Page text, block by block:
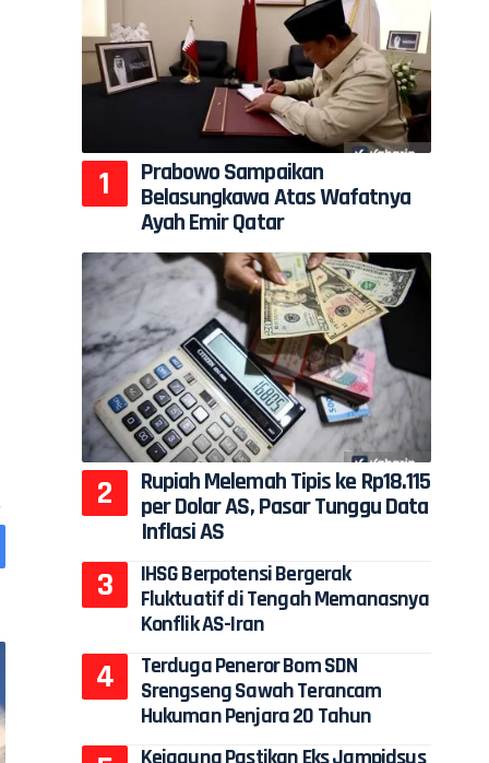
Prabowo Sampaikan
Belasungkawa Atas Wafatnya
Ayah Emir Qatar
Rupiah Melemah Tipis ke Rp18.115
per Dolar AS, Pasar Tunggu Data
Inflasi AS
IHSG Berpotensi Bergerak
Fluktuatif di Tengah Memanasnya
Konflik AS-Iran
Terduga Peneror Bom SDN
Srengseng Sawah Terancam
Hukuman Penjara 20 Tahun